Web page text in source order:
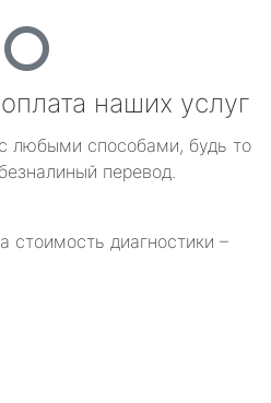
наших услуг
любыми способами, будь то
перевод.
стоимость диагностики –